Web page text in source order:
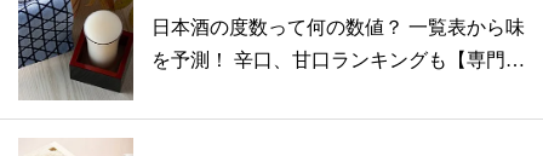
日本酒の度数って何の数値？ 一覧表から味
を予測！ 辛口、甘口ランキングも【専門